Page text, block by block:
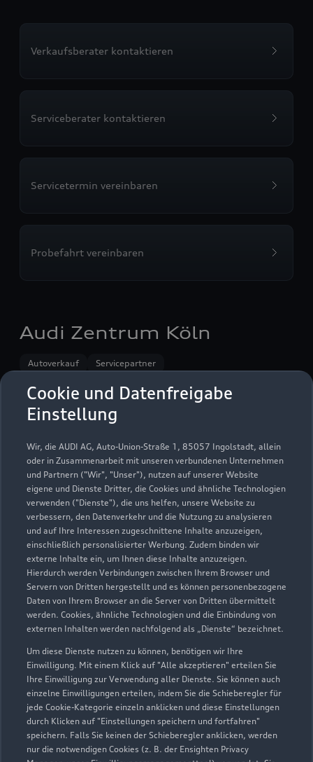
Cookie und Datenfreigabe
Einstellung
Wir, die AUDI AG, Auto-Union-Straße 1, 85057 Ingolstadt, allein
oder in Zusammenarbeit mit unseren verbundenen Unternehmen
und Partnern ("Wir", "Unser"), nutzen auf unserer Website
eigene und Dienste Dritter, die Cookies und ähnliche Technologien
verwenden ("Dienste"), die uns helfen, unsere Website zu
verbessern, den Datenverkehr und die Nutzung zu analysieren
und auf Ihre Interessen zugeschnittene Inhalte anzuzeigen,
einschließlich personalisierter Werbung. Zudem binden wir
externe Inhalte ein, um Ihnen diese Inhalte anzuzeigen.
Hierdurch werden Verbindungen zwischen Ihrem Browser und
Servern von Dritten hergestellt und es können personenbezogene
Daten von Ihrem Browser an die Server von Dritten übermittelt
werden. Cookies, ähnliche Technologien und die Einbindung von
externen Inhalten werden nachfolgend als „Dienste“ bezeichnet.
Um diese Dienste nutzen zu können, benötigen wir Ihre
Einwilligung. Mit einem Klick auf "Alle akzeptieren" erteilen Sie
Ihre Einwilligung zur Verwendung aller Dienste. Sie können auch
einzelne Einwilligungen erteilen, indem Sie die Schieberegler für
jede Cookie-Kategorie einzeln anklicken und diese Einstellungen
durch Klicken auf "Einstellungen speichern und fortfahren"
speichern. Falls Sie keinen der Schieberegler anklicken, werden
nur die notwendigen Cookies (z. B. der Ensighten Privacy
Verkaufsberater kontaktieren
Serviceberater kontaktieren
Servicetermin vereinbaren
Probefahrt vereinbaren
Audi Zentrum Köln
Autoverkauf
Servicepartner
Bonner Straße 328
50968 Köln
0221 37683100
verkauf-audi-koeln@fleischhauer.com
Kontaktdaten herunterladen